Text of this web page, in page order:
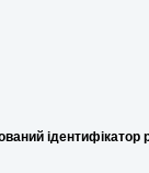
ідентифікатор